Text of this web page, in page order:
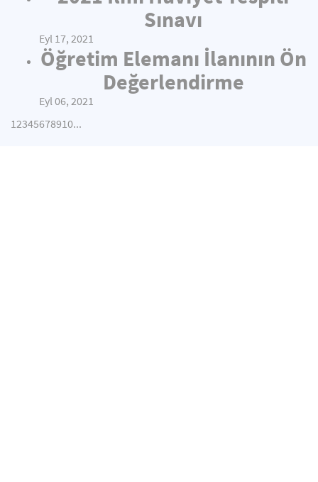
Sınavı
Eyl 17, 2021
Öğretim Elemanı İlanının Ön
Değerlendirme
Eyl 06, 2021
12345678910...